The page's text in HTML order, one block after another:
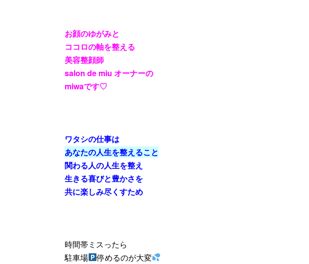
お顔のゆがみと
ココロの軸を整える
美容整顔師
salon de miu オーナーの
miwaです♡
ワタシの仕事は
あなたの人生を整えること
関わる人の人生を整え
生きる喜びと豊かさを
共に楽しみ尽くすため
時間帯ミスったら
駐車場
停めるのが大変